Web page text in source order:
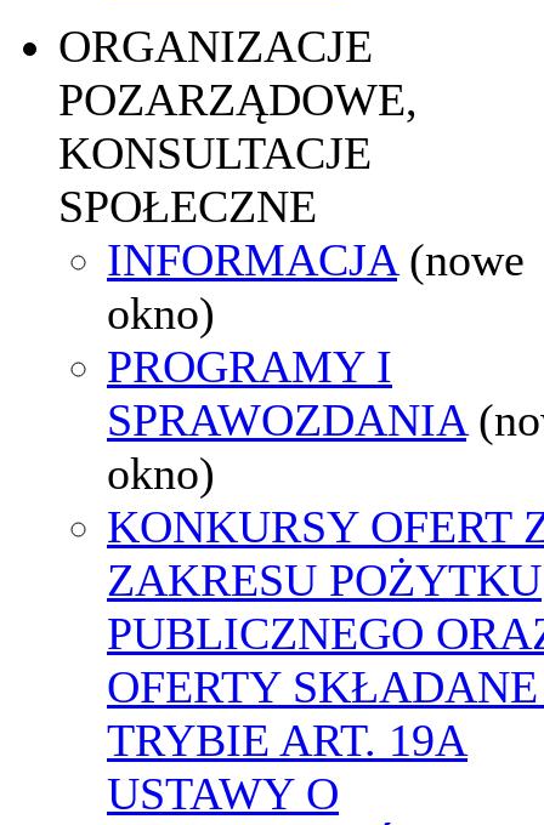
ORGANIZACJE
POZARZĄDOWE,
KONSULTACJE
SPOŁECZNE
INFORMACJA (nowe
okno)
PROGRAMY I
SPRAWOZDANIA
okno)
KONKURSY OFERT
ZAKRESU POŻYTKU
PUBLICZNEGO
OFERTY
TRYBIE ART. 19A
USTAWY O